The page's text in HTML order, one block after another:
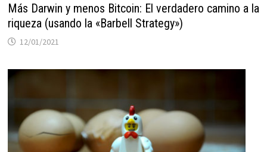
Más Darwin y menos Bitcoin: El verdadero camino a la
riqueza (usando la «Barbell Strategy»)
12/01/2021